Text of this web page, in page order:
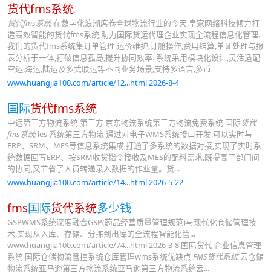
货代fms系统
货代fms系统在数字化浪潮席卷全球物流行业的今天,皇家网络科技倾力打
造高效智能的货代fms系统,助力国际货运代理企业实现全流程信息化管理.
我们的货代fms系统集订单管理,运价维护,订舱操作,费用结算,单证处理与报
表分析于一体,打破信息孤岛,提升协同效率. 系统采用模块化设计,灵活适配
空运,海运,陆运及多式联运等不同业务场景,支持多语言,多币
www.huangjia100.com/article/12...html 2026-8-4
国际货代fms系统
中远第三方物流系统 第三方 京东物流系统第三方物流免费系统 国际 货代
fms系统les 系统第三方物流 通过对电子WMS系统接口开发,可以实时与
ERP、SRM、MES等信息系统集成,打通了多系统的数据对接,实现了实时系
统数据回写ERP、按SRM收货指令接收及MES的配料需求,既提高了部门间
的协同,又节省了人员转递录入数据的作业量。货...
www.huangjia100.com/article/14...html 2026-5-22
fms国际货代系统多少钱
GSPWMS系统深度融合GSP(药品经营质量管理规范)与现代化仓储管理技
术,实现从入库、存储、分拣到出库的全流程智能化管...
www.huangjia100.com/article/74...html 2026-3-8 国际货代 企业信息管理
系统 国际仓储物流管控系统仓库管理wms系统优缺点 FMS货代系统云仓储
物流系统亚马逊第三方物流系统亚马逊第三方物流系统云...